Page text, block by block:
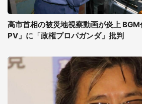
高市首相の被災地視察動画が炎上
PV」に「政権プロパガンダ」批判